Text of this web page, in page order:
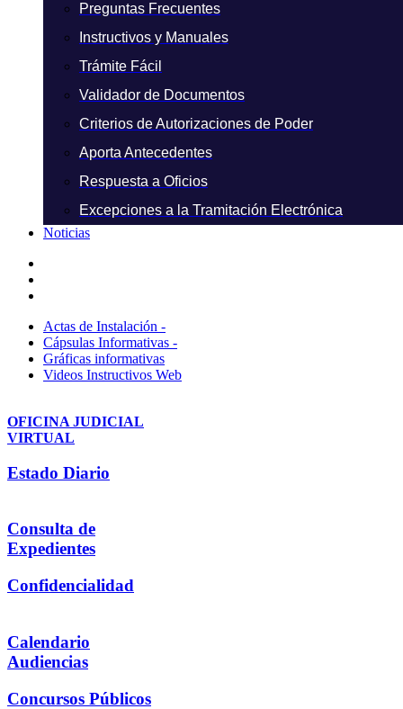
Preguntas Frecuentes
Instructivos y Manuales
Trámite Fácil
Validador de Documentos
Criterios de Autorizaciones de Poder
Aporta Antecedentes
Respuesta a Oficios
Excepciones a la Tramitación Electrónica
Noticias
Actas de Instalación -
Cápsulas Informativas -
Gráficas informativas
Videos Instructivos Web
OFICINA JUDICIAL
VIRTUAL
Estado Diario
Consulta de
Expedientes
Confidencialidad
Calendario
Audiencias
Concursos Públicos